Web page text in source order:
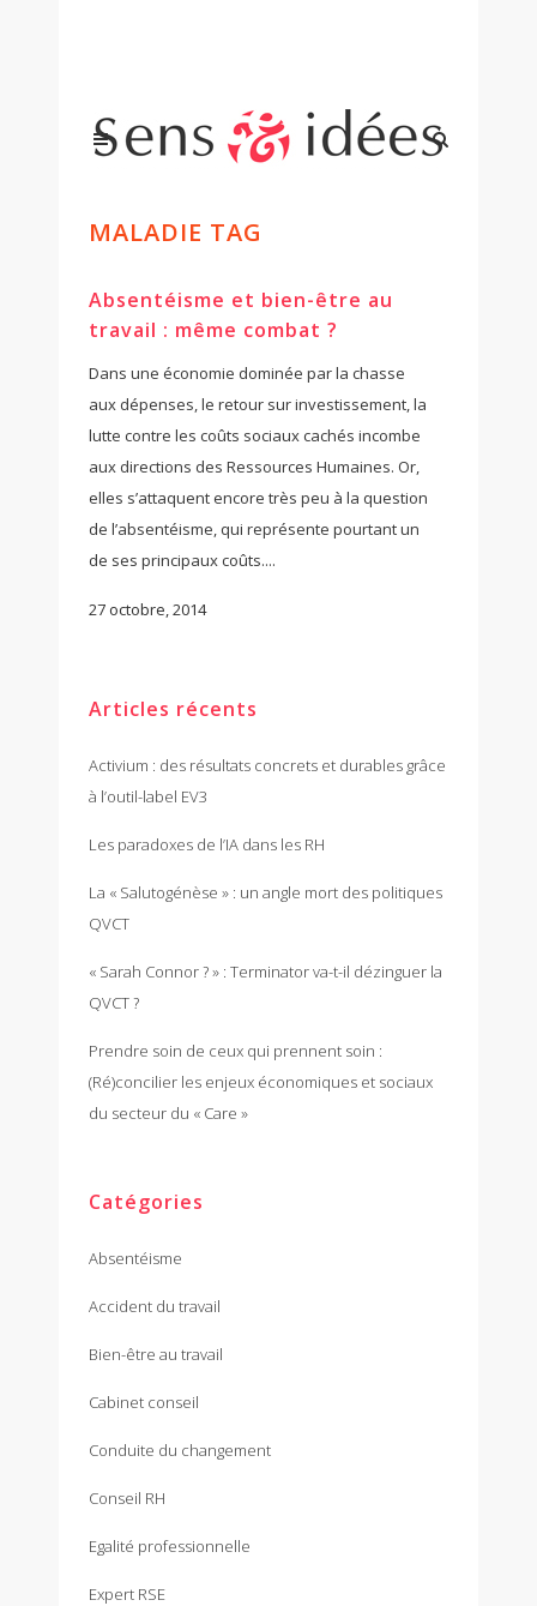
MALADIE TAG
Absentéisme et bien-être au
travail : même combat ?
Dans une économie dominée par la chasse
aux dépenses, le retour sur investissement, la
lutte contre les coûts sociaux cachés incombe
aux directions des Ressources Humaines. Or,
elles s’attaquent encore très peu à la question
de l’absentéisme, qui représente pourtant un
de ses principaux coûts....
27 octobre, 2014
Articles récents
Activium : des résultats concrets et durables grâce
à l’outil-label EV3
Les paradoxes de l’IA dans les RH
La « Salutogénèse » : un angle mort des politiques
QVCT
« Sarah Connor ? » : Terminator va-t-il dézinguer la
QVCT ?
Prendre soin de ceux qui prennent soin :
(Ré)concilier les enjeux économiques et sociaux
du secteur du « Care »
Catégories
Absentéisme
Accident du travail
Bien-être au travail
Cabinet conseil
Conduite du changement
Conseil RH
Egalité professionnelle
Expert RSE